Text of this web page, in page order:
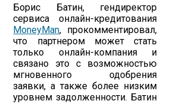
Борис Батин, гендиректор
сервиса онлайн-кредитования
MoneyMan, прокомментировал,
что партнером может стать
только онлайн-компания и
связано это с возможностью
мгновенного одобрения
заявки, а также более низким
уровнем задолженности. Батин